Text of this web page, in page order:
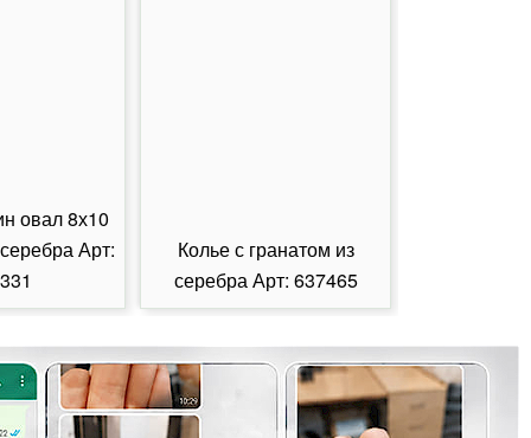
овал 8х10
Арт:
Колье с гранатом из
серебра Арт: 637465